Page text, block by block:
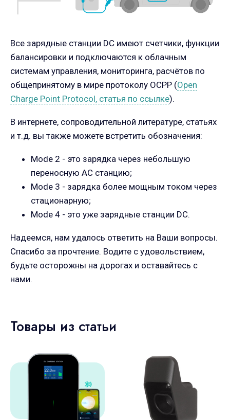
Все зарядные станции DC имеют счетчики, функции
балансировки и подключаются к облачным
системам управления, мониторинга, расчётов по
общепринятому в мире протоколу OCPP (Open
Charge Point Protocol, статья по ссылке).
В интернете, сопроводительной литературе, статьях
и т.д. вы также можете встретить обозначения:
Mode 2 - это зарядка через небольшую
переносную АС станцию;
Mode 3 - зарядка более мощным током через
стационарную;
Mode 4 - это уже зарядные станции DC.
Надеемся, нам удалось ответить на Ваши вопросы.
Спасибо за прочтение. Водите с удовольствием,
будьте осторожны на дорогах и оставайтесь с
нами.
Товары из статьи